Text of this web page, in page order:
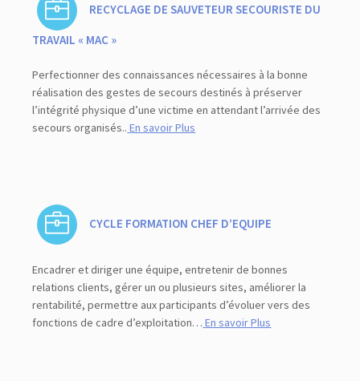
RECYCLAGE DE SAUVETEUR SECOURISTE DU
TRAVAIL « MAC »
Perfectionner des connaissances nécessaires à la bonne
réalisation des gestes de secours destinés à préserver
l’intégrité physique d’une victime en attendant l’arrivée des
secours organisés.. En savoir Plus
CYCLE FORMATION CHEF D’EQUIPE
Encadrer et diriger une équipe, entretenir de bonnes
relations clients, gérer un ou plusieurs sites, améliorer la
rentabilité, permettre aux participants d’évoluer vers des
fonctions de cadre d’exploitation… En savoir Plus